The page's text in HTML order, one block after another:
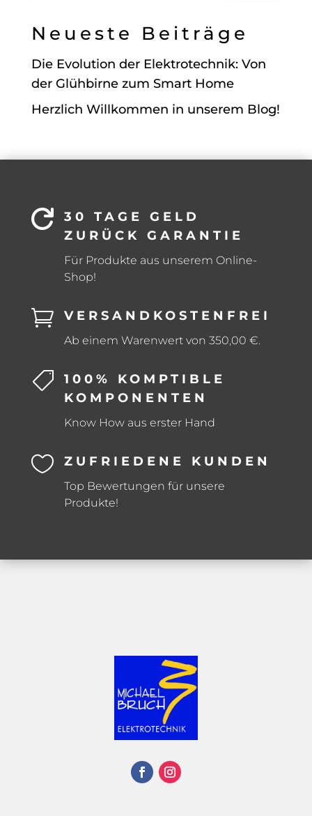
Neueste Beiträge
Die Evolution der Elektrotechnik: Von
der Glühbirne zum Smart Home
Herzlich Willkommen in unserem Blog!

30 TAGE GELD
ZURÜCK GARANTIE
Für Produkte aus unserem Online-
Shop!
 VERSANDKOSTENFREI
Ab einem Warenwert von 350,00 €.

100% KOMPTIBLE
KOMPONENTEN
Know How aus erster Hand
 ZUFRIEDENE KUNDEN
Top Bewertungen für unsere
Produkte!